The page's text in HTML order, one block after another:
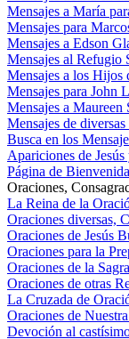
Mensajes a María
Mensajes para
Mensajes a Edson
Mensajes al Refugio
Mensajes a los
Mensajes para John
Mensajes a
Mensajes de
Busca en los
Apariciones de
Página de Bienvenida
Oraciones,
La Reina de la
Oraciones diversas,
Oraciones de Jesús
Oraciones para la
Oraciones de la
Oraciones de otras
La Cruzada de
Oraciones de
Devoción al